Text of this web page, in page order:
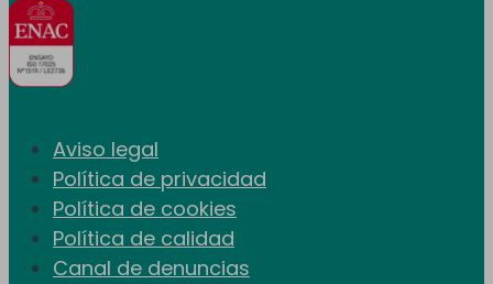
Aviso legal
Política de privacidad
Política de cookies
Política de calidad
Canal de denuncias